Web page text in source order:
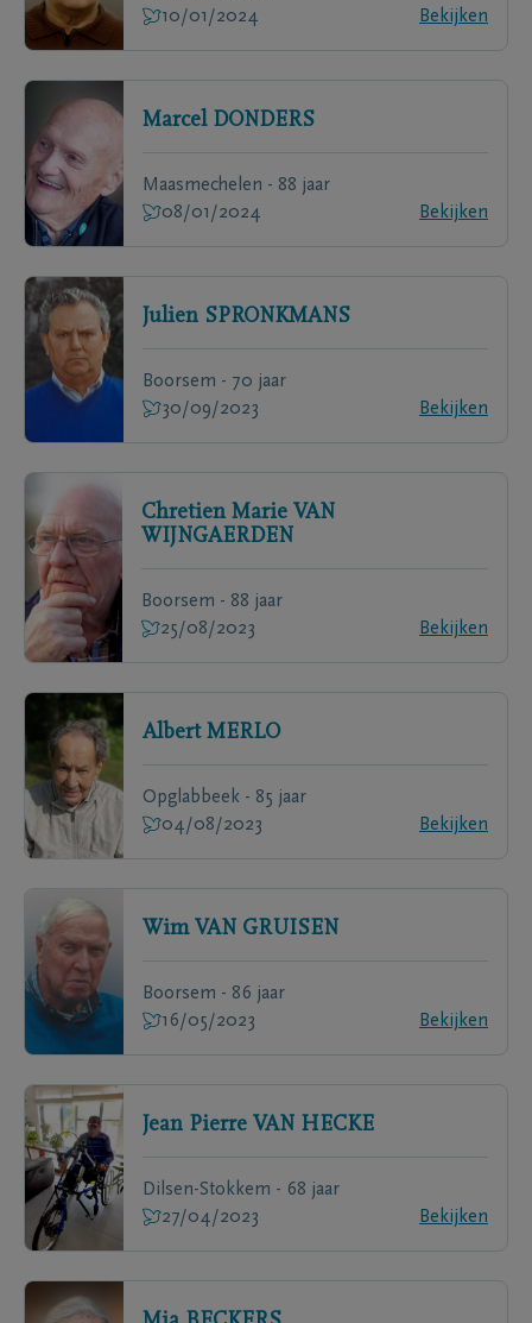
10/01/2024
Bekijken
Marcel DONDERS
Maasmechelen - 88 jaar
08/01/2024
Bekijken
Julien SPRONKMANS
Boorsem - 70 jaar
30/09/2023
Bekijken
Chretien Marie VAN
WIJNGAERDEN
Boorsem - 88 jaar
25/08/2023
Bekijken
Albert MERLO
Opglabbeek - 85 jaar
04/08/2023
Bekijken
Wim VAN GRUISEN
Boorsem - 86 jaar
16/05/2023
Bekijken
Jean Pierre VAN HECKE
Dilsen-Stokkem - 68 jaar
27/04/2023
Bekijken